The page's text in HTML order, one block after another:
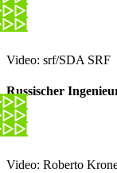
Video: srf/SDA SRF
Russischer
Video: Roberto